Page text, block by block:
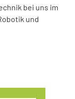
bei uns im
und